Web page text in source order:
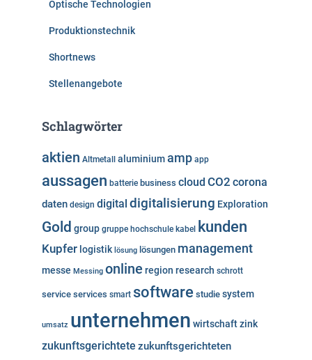
Optische Technologien
Produktionstechnik
Shortnews
Stellenangebote
Schlagwörter
aktien Altmetall aluminiumamp app
aussagen batterie business cloud CO2 corona
daten design digital digitalisierung Exploration
Gold group gruppe hochschule kabel kunden
Kupfer logistik lösung lösungen management
messe Messing online region research schrott
service services smart software studie system
umsatz unternehmen wirtschaftzink
zukunftsgerichtete zukunftsgerichteten